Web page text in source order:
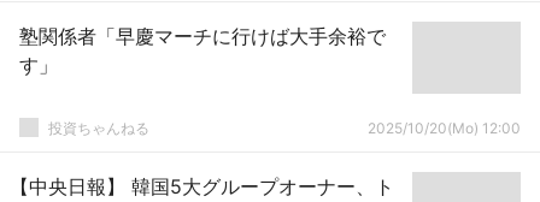
塾関係者「早慶マーチに行けば大手余裕で
す」
投資ちゃんねる 2025/10/20(Mo) 12:00
【中央日報】 韓国5大グループオーナー、ト